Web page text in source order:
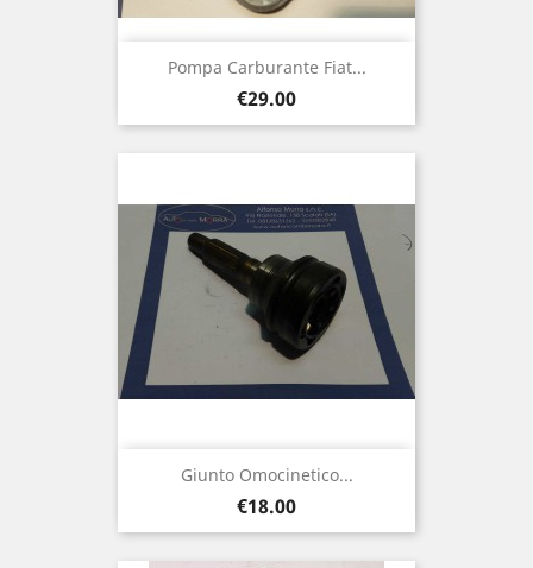
Pompa Carburante Fiat...
Price
€29.00
Giunto Omocinetico...
Price
€18.00